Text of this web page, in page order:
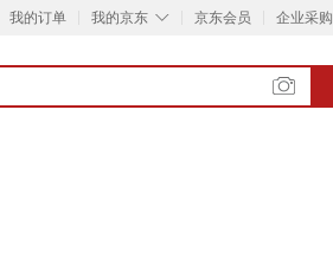
我的订单 ◇
我的京东 京东会员 企业采购